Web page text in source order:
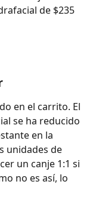
de $235
en el carrito. El
se ha reducido
en la
unidades de
un canje 1:1 si
no es así, lo